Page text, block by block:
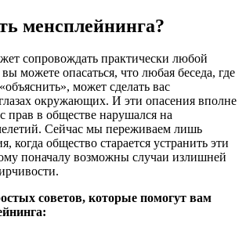
менсплейнинга?
сопровождать практически любой
можете опасаться, что любая беседа, где
может сделать вас
окружающих. И эти опасения вполне
прав в обществе нарушался на
Сейчас мы переживаем лишь
когда общество старается устранить эти
поначалу возможны случаи излишней
советов, которые помогут вам